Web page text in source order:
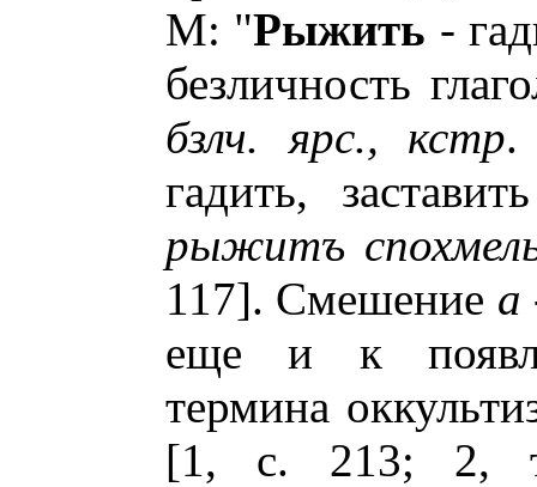
М: "Рыжить -
безличность
бзлч. ярс., кстр.
гадить,
рыжитъ
117]. Смешение а
еще и к
термина
[1, с. 213; 2,